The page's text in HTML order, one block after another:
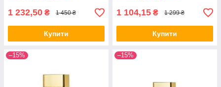
1 232,50 ₴ 1 450 ₴
Купити
1 104,15 ₴ 1 299 ₴
Купити
–15% –15%